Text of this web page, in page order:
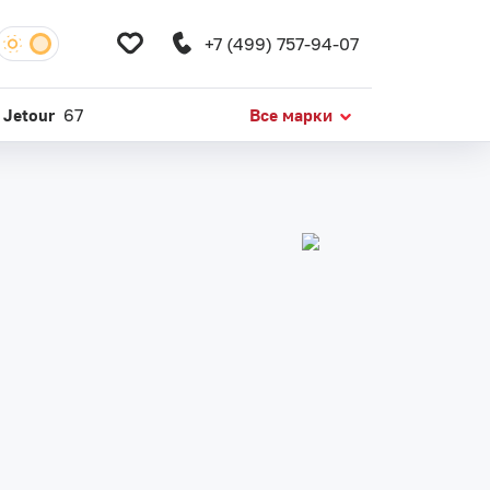
+7 (499) 757-94-07
Jetour 67 Все марки